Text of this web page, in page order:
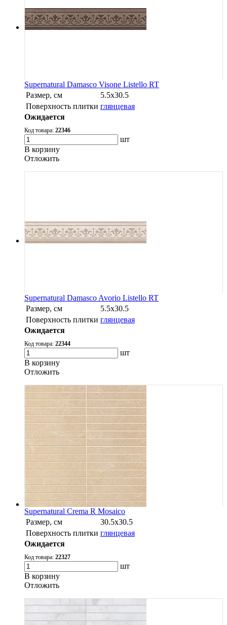
Supernatural Damasco Visone Listello RT
Размер, см
5.5х30.5
Поверхность плитки глянцевая
Ожидается
Код товара: 22346
шт
В корзину
Oтложить
Supernatural Damasco Avorio Listello RT
Размер, см
5.5х30.5
Поверхность плитки глянцевая
Ожидается
Код товара: 22344
шт
В корзину
Oтложить
Supernatural Crema R Mosaico
Размер, см
30.5х30.5
Поверхность плитки глянцевая
Ожидается
Код товара: 22327
шт
В корзину
Oтложить